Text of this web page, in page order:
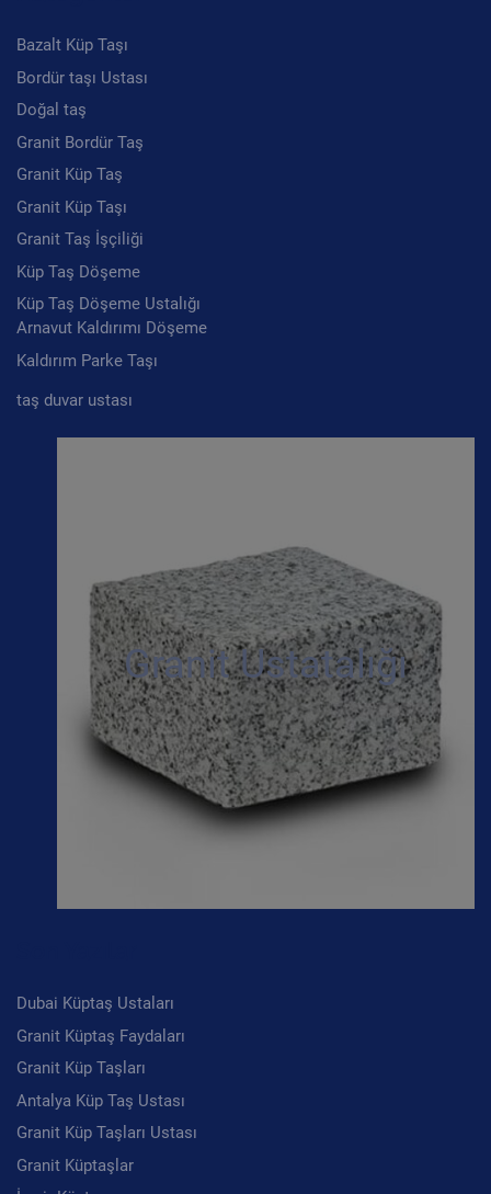
Bazalt Küp Taşı
Bordür taşı Ustası
Doğal taş
Granit Bordür Taş
Granit Küp Taş
Granit Küp Taşı
Granit Taş İşçiliği
Küp Taş Döşeme
Küp Taş Döşeme Ustalığı
Arnavut Kaldırımı Döşeme
Kaldırım Parke Taşı
taş duvar ustası
Granit Ustatalığı
Dubai Küptaş Ustaları
Granit Küptaş Faydaları
Granit Küp Taşları
Antalya Küp Taş Ustası
Granit Küp Taşları Ustası
Granit Küptaşlar